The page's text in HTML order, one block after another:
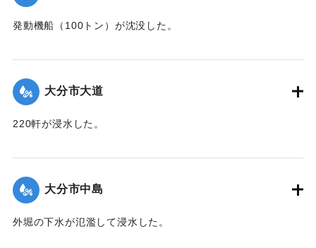
発動機船（100トン）が沈没した。
｜固有コード:00363007
大分市大道
220軒が浸水した。
｜固有コード:00363001
大分市中島
外堀の下水が氾濫して浸水した。